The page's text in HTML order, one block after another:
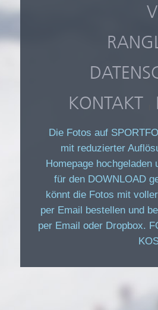
KONTAKT
Die Fotos auf
mit reduzierter
Homepage hochgeladen
für den DOWNLOAD
könnt die Fotos mit
per Email bestellen und
per Email oder Dropbox.